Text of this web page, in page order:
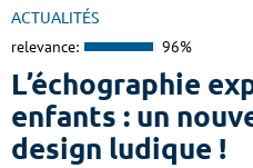
ACTUALITÉS
relevance: 96%
L’échographie
enfants : un
design ludique !